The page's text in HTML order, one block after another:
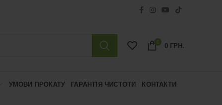
0 0 ГРН.
УМОВИ ПРОКАТУ ГАРАНТІЯ ЧИСТОТИ КОНТАКТИ